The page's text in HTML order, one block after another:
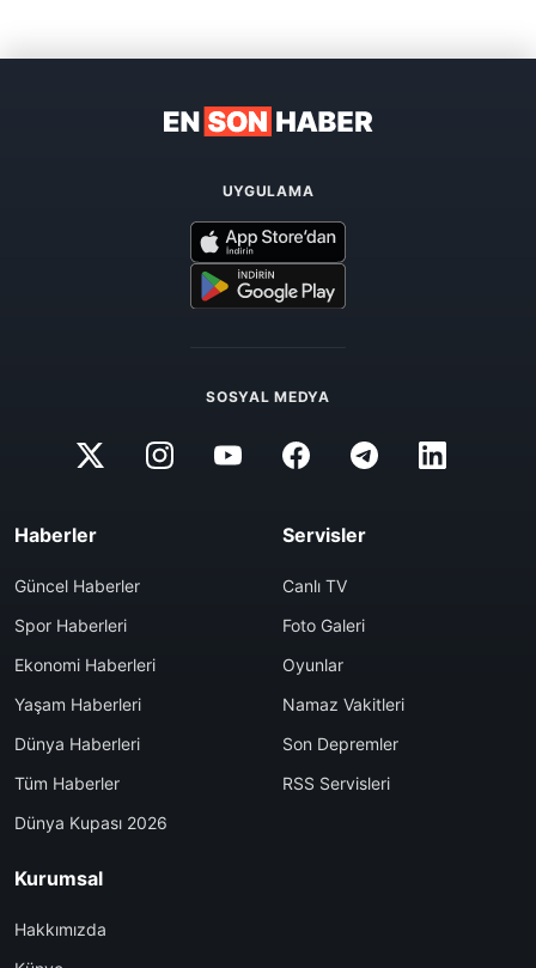
UYGULAMA
SOSYAL MEDYA
Haberler
Güncel Haberler
Spor Haberleri
Ekonomi Haberleri
Yaşam Haberleri
Dünya Haberleri
Tüm Haberler
Dünya Kupası 2026
Servisler
Canlı TV
Foto Galeri
Oyunlar
Namaz Vakitleri
Son Depremler
RSS Servisleri
Kurumsal
Hakkımızda